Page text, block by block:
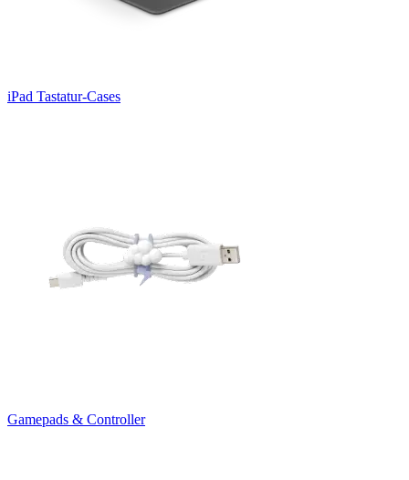
iPad Tastatur-Cases
Gamepads & Controller